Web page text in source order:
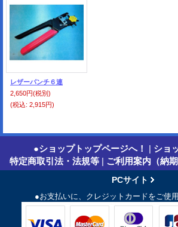
レザーパンチ６連
2,650円(税別)
(税込: 2,915円)
●ショップトップページへ！ | ショ
特定商取引法・法規等 | ご利用案内（納
PCサイト
●お支払いに、クレジットカードをご使